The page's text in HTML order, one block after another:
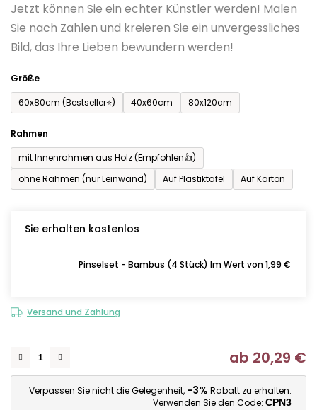
Jetzt können Sie ein echter Künstler werden! Malen
Sie nach Zahlen und kreieren Sie ein unvergessliches
Bild, das Ihre Lieben bewundern werden!
Größe
60x80cm (Bestseller⭐)
40x60cm 80x120cm
Rahmen
mit Innenrahmen aus Holz (Empfohlen👍)
ohne Rahmen (nur Leinwand)
Auf Plastiktafel Auf Karton
Sie erhalten kostenlos
Pinselset - Bambus (4 Stück) Im Wert von 1,99 €
Versand und Zahlung
ab 20,29 €
Verpassen Sie nicht die Gelegenheit, -3% Rabatt zu erhalten.
Verwenden Sie den Code: CPN3
von
5
Sternen.